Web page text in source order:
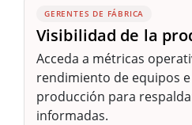
GERENTES DE FÁBRICA
Visibilidad de la
Acceda a métricas
rendimiento de equipos
producción para
informadas.